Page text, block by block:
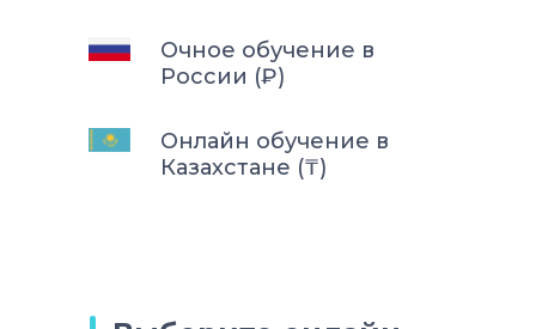
Очное обучение в
России (₽)
Онлайн обучение в
Казахстане (₸)